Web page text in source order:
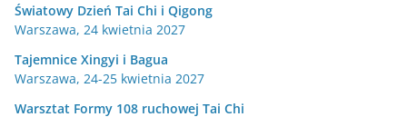
Światowy Dzień Tai Chi i Qigong
Warszawa, 24 kwietnia 2027
Tajemnice Xingyi i Bagua
Warszawa, 24-25 kwietnia 2027
Warsztat Formy 108 ruchowej Tai Chi